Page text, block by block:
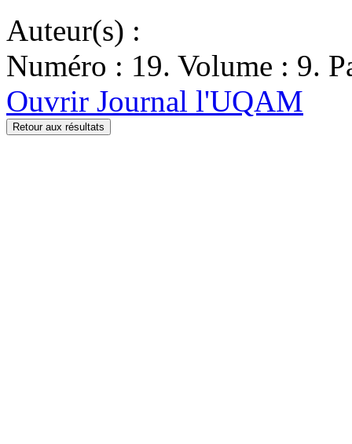
Auteur(s) :
Numéro : 19. Volume : 9.
Ouvrir Journal l'UQAM
Retour aux résultats